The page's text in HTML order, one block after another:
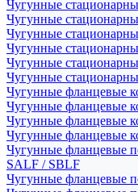
Чугунные
Чугунные
Чугунные
Чугунные
Чугунные
Чугунные
Чугунные фланцевые
Чугунные фланцевые
Чугунные фланцевые
Чугунные фланцевые
Чугунные фланцевые
SALF / SBLF
Чугунные фланцевые